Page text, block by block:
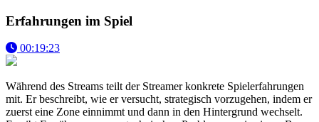
Erfahrungen im Spiel
00:19:23
Während des Streams teilt der Streamer konkrete Spielerfahrungen
mit. Er beschreibt, wie er versucht, strategisch vorzugehen, indem er
zuerst eine Zone einnimmt und dann in den Hintergrund wechselt.